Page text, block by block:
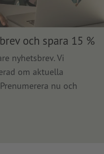
och spara 15 %
nyhetsbrev. Vi
om aktuella
nu och